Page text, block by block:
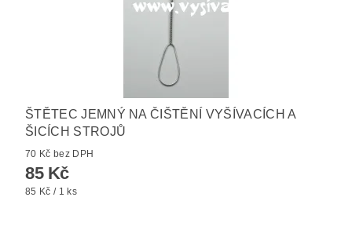
ŠTĚTEC JEMNÝ NA ČIŠTĚNÍ VYŠÍVACÍCH A
ŠICÍCH STROJŮ
70 Kč bez DPH
85 Kč
85 Kč / 1 ks